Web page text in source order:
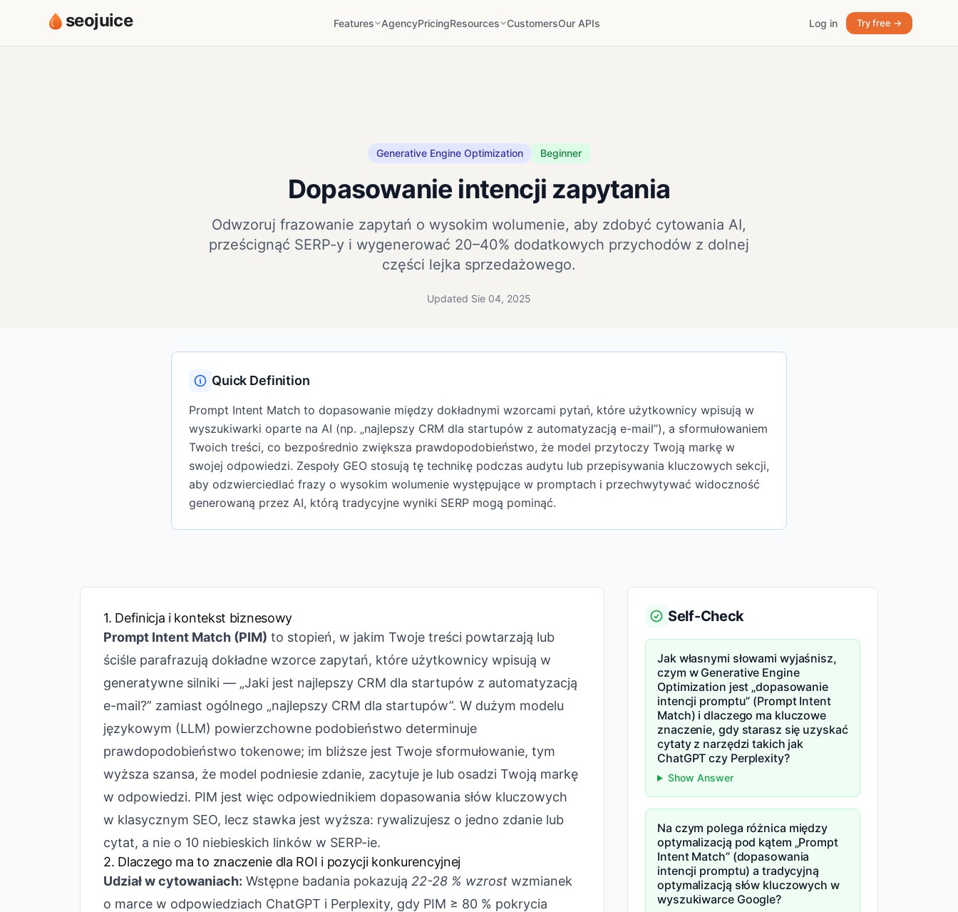
seojuice Features AgencyPricingResources CustomersOur APIs Log in Try free →
Generative Engine Optimization Beginner
Dopasowanie intencji zapytania
Odwzoruj frazowanie zapytań o wysokim wolumenie, aby zdobyć cytowania AI,
prześcignąć SERP-y i wygenerować 20–40% dodatkowych przychodów z dolnej
części lejka sprzedażowego.
Updated Sie 04, 2025
Quick Definition
Prompt Intent Match to dopasowanie między dokładnymi wzorcami pytań, które użytkownicy wpisują w
wyszukiwarki oparte na AI (np. „najlepszy CRM dla startupów z automatyzacją e-mail”), a sformułowaniem
Twoich treści, co bezpośrednio zwiększa prawdopodobieństwo, że model przytoczy Twoją markę w
swojej odpowiedzi. Zespoły GEO stosują tę technikę podczas audytu lub przepisywania kluczowych sekcji,
aby odzwierciedlać frazy o wysokim wolumenie występujące w promptach i przechwytywać widoczność
generowaną przez AI, którą tradycyjne wyniki SERP mogą pominąć.
1. Definicja i kontekst biznesowy
Prompt Intent Match (PIM) to stopień, w jakim Twoje treści powtarzają lub
ściśle parafrazują dokładne wzorce zapytań, które użytkownicy wpisują w
generatywne silniki — „Jaki jest najlepszy CRM dla startupów z automatyzacją
e-mail?” zamiast ogólnego „najlepszy CRM dla startupów”. W dużym modelu
językowym (LLM) powierzchowne podobieństwo determinuje
prawdopodobieństwo tokenowe; im bliższe jest Twoje sformułowanie, tym
wyższa szansa, że model podniesie zdanie, zacytuje je lub osadzi Twoją markę
w odpowiedzi. PIM jest więc odpowiednikiem dopasowania słów kluczowych
w klasycznym SEO, lecz stawka jest wyższa: rywalizujesz o jedno zdanie lub
cytat, a nie o 10 niebieskich linków w SERP-ie.
2. Dlaczego ma to znaczenie dla ROI i pozycji konkurencyjnej
Udział w cytowaniach: Wstępne badania pokazują 22-28 % wzrost wzmianek
o marce w odpowiedziach ChatGPT i Perplexity, gdy PIM ≥ 80 % pokrycia
Self-Check
Jak własnymi słowami wyjaśnisz,
czym w Generative Engine
Optimization jest „dopasowanie
intencji promptu” (Prompt Intent
Match) i dlaczego ma kluczowe
znaczenie, gdy starasz się uzyskać
cytaty z narzędzi takich jak
ChatGPT czy Perplexity?
Show Answer
Na czym polega różnica między
optymalizacją pod kątem „Prompt
Intent Match” (dopasowania
intencji promptu) a tradycyjną
optymalizacją słów kluczowych w
wyszukiwarce Google?